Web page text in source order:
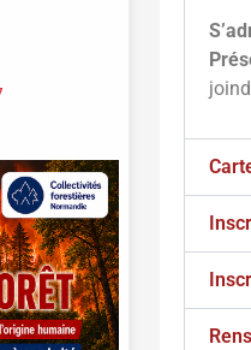
vos démarches en
cliquant sur le